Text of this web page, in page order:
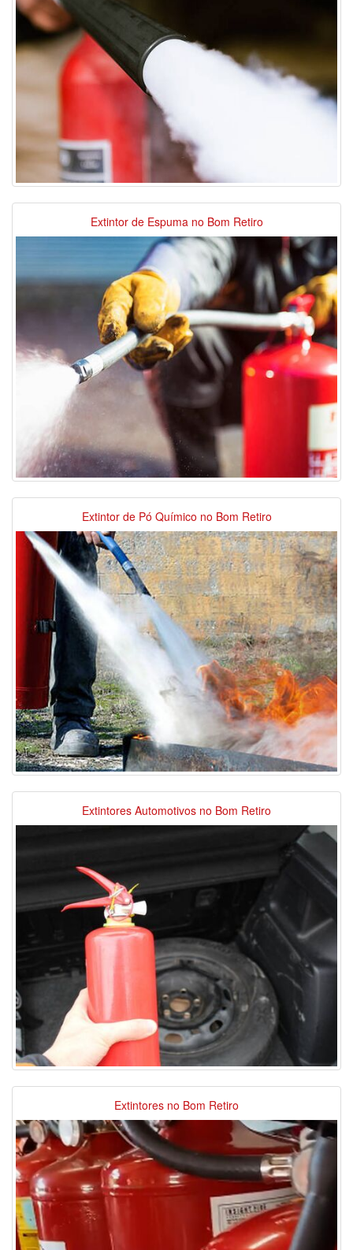
Extintor de Espuma no Bom Retiro
Extintor de Pó Químico no Bom Retiro
Extintores Automotivos no Bom Retiro
Extintores no Bom Retiro